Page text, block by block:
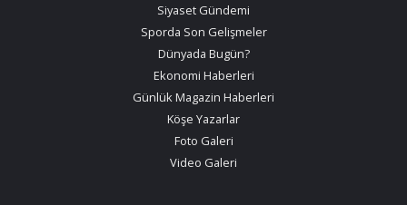
Siyaset Gündemi
Sporda Son Gelişmeler
Dünyada Bugün?
Ekonomi Haberleri
Günlük Magazin Haberleri
Köşe Yazarlar
Foto Galeri
Video Galeri